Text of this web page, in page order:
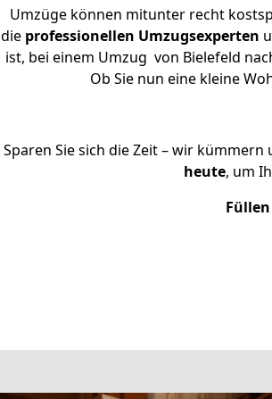
Umzüge können mitunter recht
die professionellen Umzugsexperten
ist, bei einem Umzug von Bielefeld
Ob Sie nun eine kleine
Sparen Sie sich die Zeit – wir
heute, um